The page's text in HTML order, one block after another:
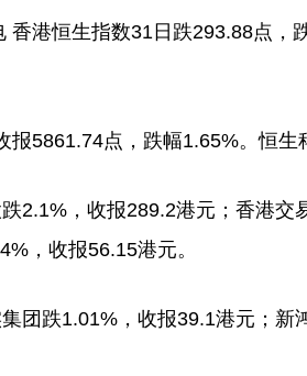
港恒生指数31日跌293.88点，
点，跌幅1.65%。恒生
，收报289.2港元；香港交
，收报56.15港元。
跌1.01%，收报39.1港元；新